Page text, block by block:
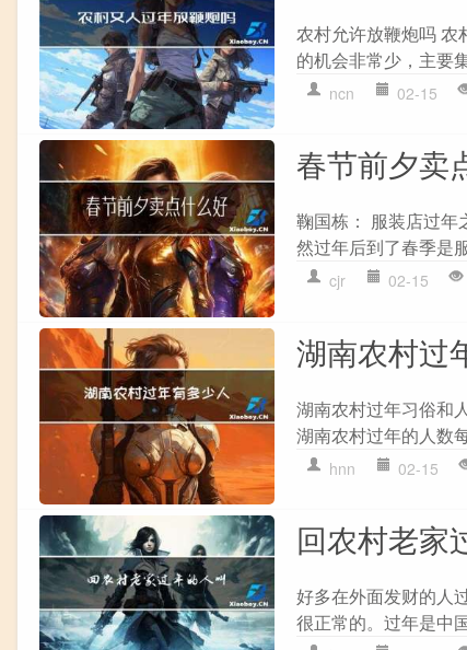
农村允许放鞭炮吗 农
的机会非常少，主要
ncn 02-15
春节前夕卖
鞠国栋： 服装店过年
然过年后到了春季是
cjr 02-15
湖南农村过
湖南农村过年习俗和
湖南农村过年的人数
hnn 02-15
回农村老家
好多在外面发财的人
很正常的。过年是中